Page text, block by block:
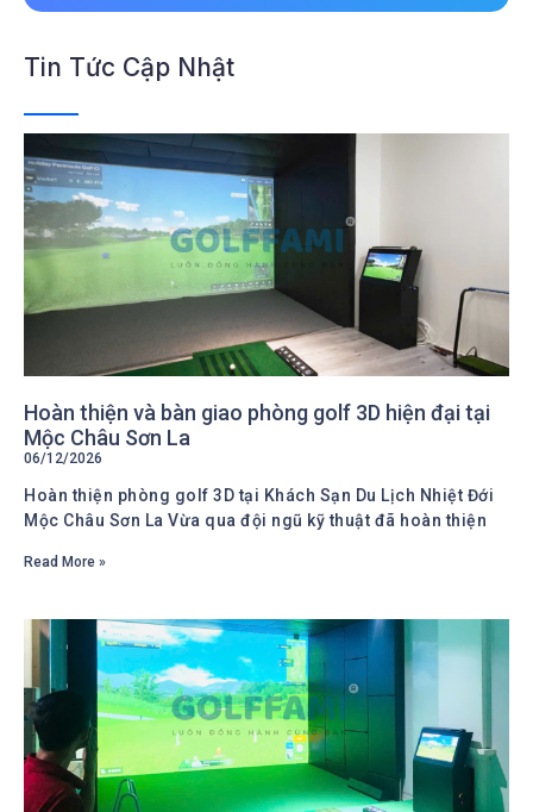
Tin Tức Cập Nhật
Hoàn thiện và bàn giao phòng golf 3D hiện đại tại
Mộc Châu Sơn La
06/12/2026
Hoàn thiện phòng golf 3D tại Khách Sạn Du Lịch Nhiệt Đới
Mộc Châu Sơn La Vừa qua đội ngũ kỹ thuật đã hoàn thiện
Read More »